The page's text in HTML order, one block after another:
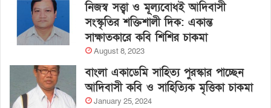
নিজস্ব সত্ত্বা ও মূল্যবোধই আদিবাসী
সংস্কৃতির শক্তিশালী দিক: একান্ত
সাক্ষাতকারে কবি শিশির চাকমা
August 8, 2023
বাংলা একাডেমি সাহিত্য পুরস্কার পাচ্ছেন
আদিবাসী কবি ও সাহিত্যিক মৃত্তিকা চাকমা
January 25, 2024